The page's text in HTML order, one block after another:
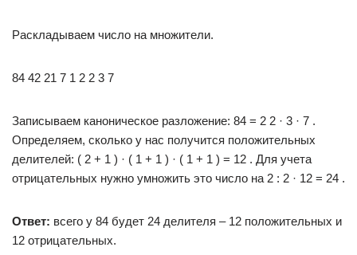
Раскладываем число на множители.
84 42 21 7 1 2 2 3 7
Записываем каноническое разложение: 84 = 2 2 · 3 · 7 .
Определяем, сколько у нас получится положительных
делителей: ( 2 + 1 ) · ( 1 + 1 ) · ( 1 + 1 ) = 12 . Для учета
отрицательных нужно умножить это число на 2 : 2 · 12 = 24 .
Ответ: всего у 84 будет 24 делителя – 12 положительных и
12 отрицательных.